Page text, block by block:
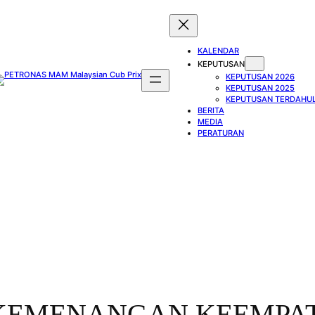
KALENDAR
KEPUTUSAN
KEPUTUSAN 2026
KEPUTUSAN 2025
KEPUTUSAN
BERITA
MEDIA
PERATURAN